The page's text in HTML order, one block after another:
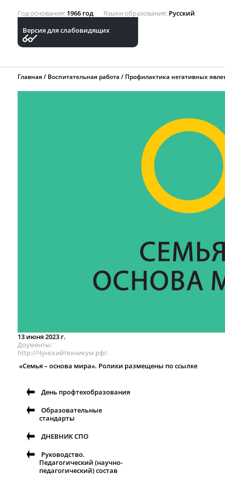
Год основания 1966 год Языки образования Русский
Версия для слабовидящих
Главная Воспитательная работа Профилактика негативных
13 июня 2023 г.
Доументы
http://Чунскийтехникум.рф/
«Семья – основа мира». Ролики размещены по ссылке
День профтехобразования
Образовательные
стандарты
ДНЕВНИК СПО
Руководство.
Педагогический (научно-
педагогический) состав